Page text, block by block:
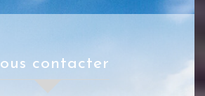
nous contacter